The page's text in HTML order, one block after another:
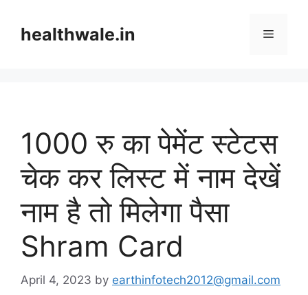
contenthealthwale.in Menu
1000 रु का पेमेंट स्टेटस
चेक कर लिस्ट में नाम देखें
नाम है तो मिलेगा पैसा
Shram Card
April 4, 2023 by earthinfotech2012@gmail.com